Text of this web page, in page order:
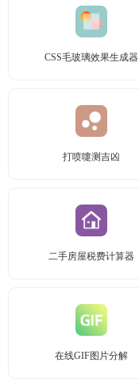
CSS毛玻璃效果生成器
打喷嚏测吉凶
二手房屋税费计算器
在线GIF图片分解